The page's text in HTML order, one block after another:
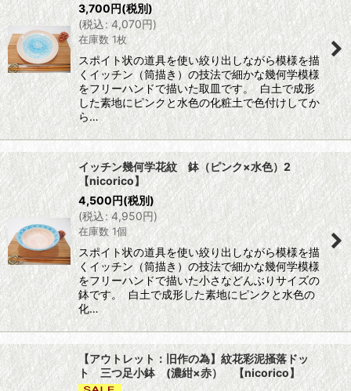
3,700円(税別)
(税込: 4,070円)
在庫数 1枚
スポイト状の道具を使い絞り出しながら模様を描
くイッチン（筒描き）の技法で細かな幾何学模様
をフリーハンドで描いた取皿です。 白土で成形
した素地にピンクと水色の化粧土で色付けしてか
ら…
イッチン幾何学花紋 鉢（ピンク×水色）2
【nicorico】
4,500円(税別)
(税込: 4,950円)
在庫数 1個
スポイト状の道具を使い絞り出しながら模様を描
くイッチン（筒描き）の技法で細かな幾何学模様
をフリーハンドで描いた小さなどんぶりサイズの
鉢です。 白土で成形した素地にピンクと水色の
化…
【アウトレット：旧作の為】紋花彩泥掻落ドッ
ト 三つ足小鉢 (濃紺×赤） 【nicorico】